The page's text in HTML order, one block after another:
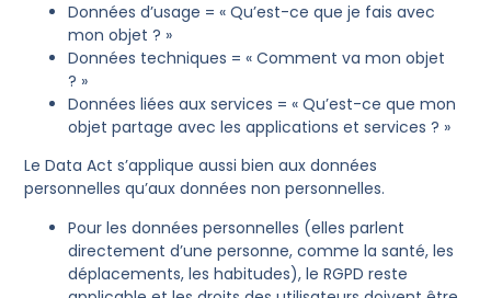
Données d’usage = « Qu’est-ce que je fais avec
mon objet ? »
Données techniques = « Comment va mon objet
? »
Données liées aux services = « Qu’est-ce que mon
objet partage avec les applications et services ? »
Le Data Act s’applique aussi bien aux données
personnelles qu’aux données non personnelles.
Pour les données personnelles (elles parlent
directement d’une personne, comme la santé, les
déplacements, les habitudes), le RGPD reste